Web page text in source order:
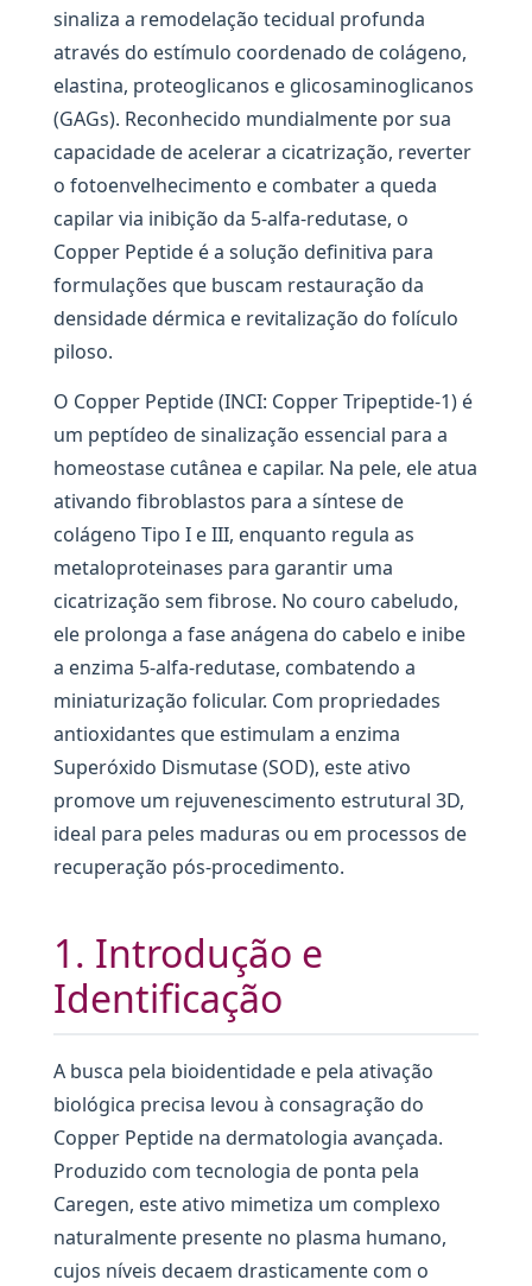
sinaliza a remodelação tecidual profunda
através do estímulo coordenado de colágeno,
elastina, proteoglicanos e glicosaminoglicanos
(GAGs). Reconhecido mundialmente por sua
capacidade de acelerar a cicatrização, reverter
o fotoenvelhecimento e combater a queda
capilar via inibição da 5-alfa-redutase, o
Copper Peptide é a solução definitiva para
formulações que buscam restauração da
densidade dérmica e revitalização do folículo
piloso.
O Copper Peptide (INCI: Copper Tripeptide-1) é
um peptídeo de sinalização essencial para a
homeostase cutânea e capilar. Na pele, ele atua
ativando fibroblastos para a síntese de
colágeno Tipo I e III, enquanto regula as
metaloproteinases para garantir uma
cicatrização sem fibrose. No couro cabeludo,
ele prolonga a fase anágena do cabelo e inibe
a enzima 5-alfa-redutase, combatendo a
miniaturização folicular. Com propriedades
antioxidantes que estimulam a enzima
Superóxido Dismutase (SOD), este ativo
promove um rejuvenescimento estrutural 3D,
ideal para peles maduras ou em processos de
recuperação pós-procedimento.
1. Introdução e
Identificação
A busca pela bioidentidade e pela ativação
biológica precisa levou à consagração do
Copper Peptide na dermatologia avançada.
Produzido com tecnologia de ponta pela
Caregen, este ativo mimetiza um complexo
naturalmente presente no plasma humano,
cujos níveis decaem drasticamente com o